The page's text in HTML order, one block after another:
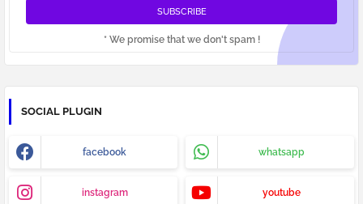
* We promise that we don't spam !
SOCIAL PLUGIN
facebook whatsapp
instagram youtube